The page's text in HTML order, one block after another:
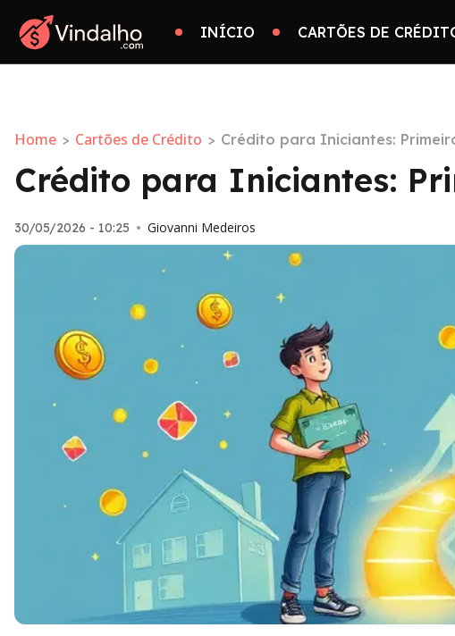
INÍCIO CARTÕES DE
Home > Cartões de Crédito > Crédito para Iniciantes:
Crédito para Iniciantes:
30/05/2026 - 10:25 • Giovanni Medeiros